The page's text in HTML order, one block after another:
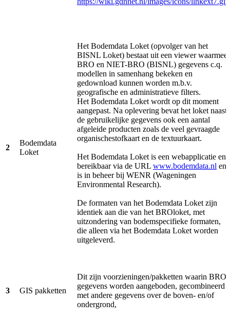
2
Bodemdata
Loket
Het Bodemdata Loket (opvolger van het
BISNL Loket) bestaat uit een viewer waarmee
BRO en NIET-BRO (BISNL) gegevens c.q.
modellen in samenhang bekeken en
gedownload kunnen worden m.b.v.
geografische en administratieve filters.
Het Bodemdata Loket wordt op dit moment
aangepast. Na oplevering bevat het loket naast
de gebruikelijke gegevens ook een aantal
afgeleide producten zoals de veel gevraagde
organischestofkaart en de textuurkaart.
Het Bodemdata Loket is een webapplicatie en
bereikbaar via de URL www.bodemdata.nl en
is in beheer bij WENR (Wageningen
Environmental Research).
De formaten van het Bodemdata Loket zijn
identiek aan die van het BROloket, met
uitzondering van bodemspecifieke formaten,
die alleen via het Bodemdata Loket worden
uitgeleverd.
3 GIS pakketten
Dit zijn voorzieningen/pakketten waarin BRO
gegevens worden aangeboden, gecombineerd
met andere gegevens over de boven- en/of
ondergrond,